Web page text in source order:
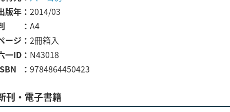
版年
2014/03
A4
ージ
2冊箱入
一ID
N43018
9784864450423
刊・電子書籍